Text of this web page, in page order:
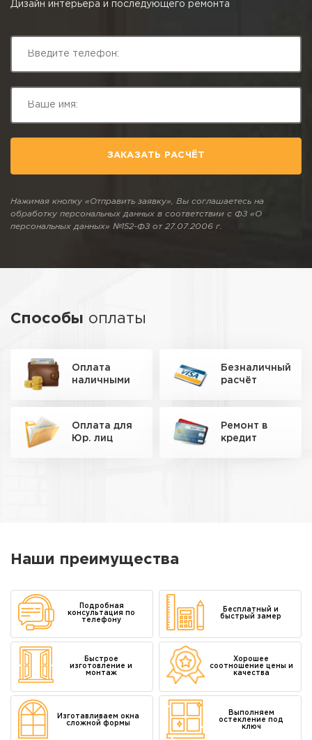
Дизайн интерьера и последующего ремонта
ЗАКАЗАТЬ РАСЧЁТ
Нажимая кнопку «Отправить заявку», Вы соглашаетесь на
обработку персональных данных в соответствии с ФЗ «О
персональных данных» №152-ФЗ от 27.07.2006 г.
Способы оплаты
Оплата
наличными
Безналичный
расчёт
Оплата для
Юр. лиц
Ремонт в
кредит
Наши преимущества
Подробная
консультация по
телефону
Бесплатный и
быстрый замер
Быстрое
изготовление и
монтаж
Хорошее
соотношение цены и
качества
Изготавливаем окна
сложной формы
Выполняем
остекление под
ключ